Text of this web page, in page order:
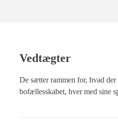
Vedtægter
De sætter rammen for, hvad
bofællesskabet, hver med sine